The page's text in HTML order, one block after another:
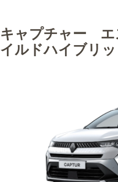
キャプチャー エ
イルドハイブリッ